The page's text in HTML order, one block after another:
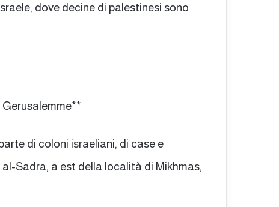
dove decine di palestinesi sono
di coloni israeliani, di case e
Sadra, a est della località di Mikhmas,